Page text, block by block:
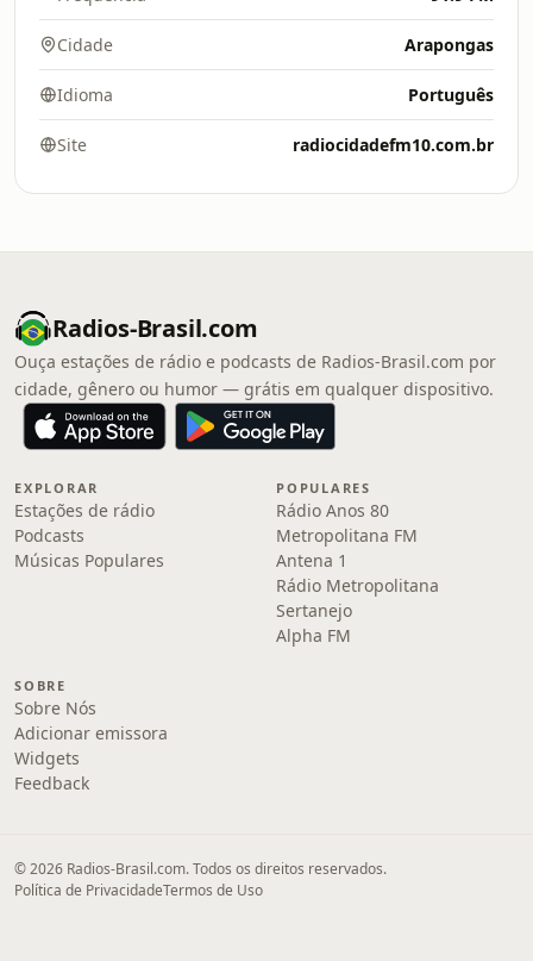
Cidade Arapongas
Idioma Português
Site radiocidadefm10.com.br
Radios-Brasil.com
Ouça estações de rádio e podcasts de Radios-Brasil.com por
cidade, gênero ou humor — grátis em qualquer dispositivo.
EXPLORAR
Estações de rádio
Podcasts
Músicas Populares
POPULARES
Rádio Anos 80
Metropolitana FM
Antena 1
Rádio Metropolitana
Sertanejo
Alpha FM
SOBRE
Sobre Nós
Adicionar emissora
Widgets
Feedback
© 2026 Radios-Brasil.com. Todos os direitos reservados.
Política de PrivacidadeTermos de Uso